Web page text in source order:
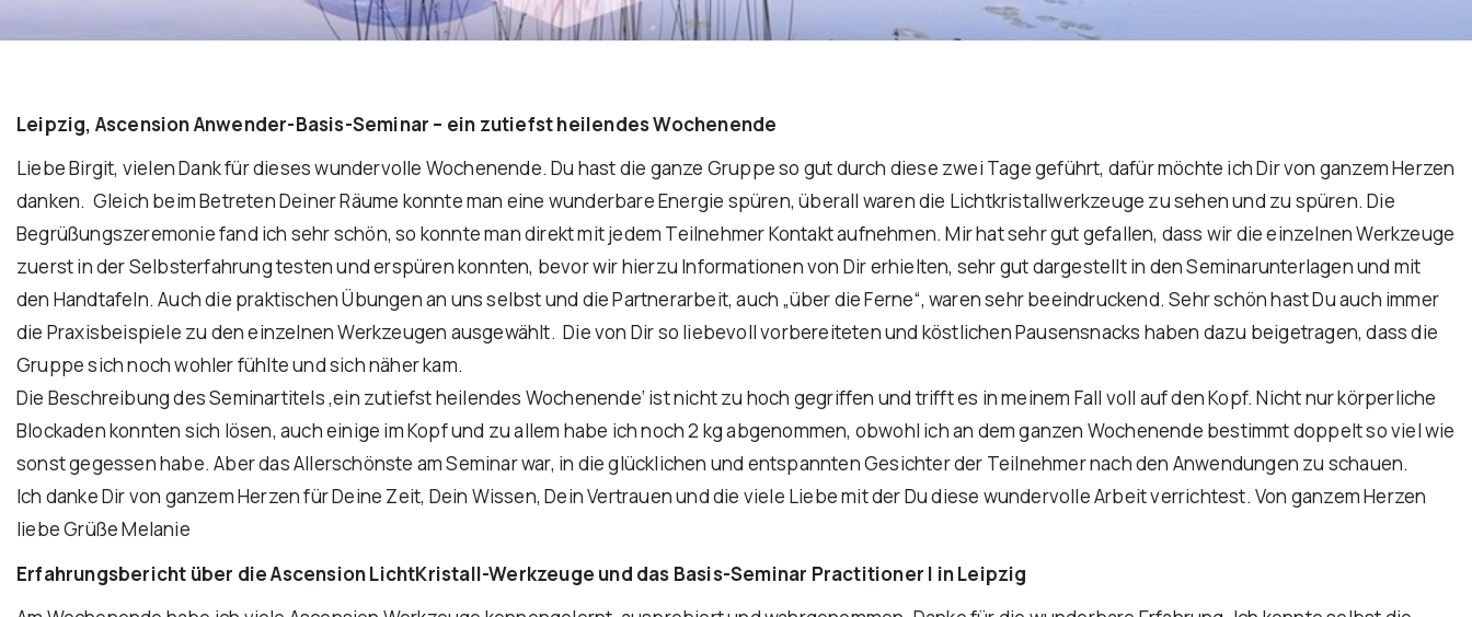
Leipzig, Ascension Anwender-Basis-Seminar – ein zutiefst heilendes Wochenende
Liebe Birgit, vielen Dank für dieses wundervolle Wochenende. Du hast die ganze Gruppe so gut durch diese zwei Tage geführt, dafür möchte ich Dir von ganzem Herzen
danken. Gleich beim Betreten Deiner Räume konnte man eine wunderbare Energie spüren, überall waren die Lichtkristallwerkzeuge zu sehen und zu spüren. Die
Begrüßungszeremonie fand ich sehr schön, so konnte man direkt mit jedem Teilnehmer Kontakt aufnehmen. Mir hat sehr gut gefallen, dass wir die einzelnen Werkzeuge
zuerst in der Selbsterfahrung testen und erspüren konnten, bevor wir hierzu Informationen von Dir erhielten, sehr gut dargestellt in den Seminarunterlagen und mit
den Handtafeln. Auch die praktischen Übungen an uns selbst und die Partnerarbeit, auch „über die Ferne“, waren sehr beeindruckend. Sehr schön hast Du auch immer
die Praxisbeispiele zu den einzelnen Werkzeugen ausgewählt. Die von Dir so liebevoll vorbereiteten und köstlichen Pausensnacks haben dazu beigetragen, dass die
Gruppe sich noch wohler fühlte und sich näher kam.
Die Beschreibung des Seminartitels ‚ein zutiefst heilendes Wochenende‘ ist nicht zu hoch gegriffen und trifft es in meinem Fall voll auf den Kopf. Nicht nur körperliche
Blockaden konnten sich lösen, auch einige im Kopf und zu allem habe ich noch 2 kg abgenommen, obwohl ich an dem ganzen Wochenende bestimmt doppelt so viel wie
sonst gegessen habe. Aber das Allerschönste am Seminar war, in die glücklichen und entspannten Gesichter der Teilnehmer nach den Anwendungen zu schauen.
Ich danke Dir von ganzem Herzen für Deine Zeit, Dein Wissen, Dein Vertrauen und die viele Liebe mit der Du diese wundervolle Arbeit verrichtest. Von ganzem Herzen
liebe Grüße Melanie
Erfahrungsbericht über die Ascension LichtKristall-Werkzeuge und das Basis-Seminar Practitioner I in Leipzig